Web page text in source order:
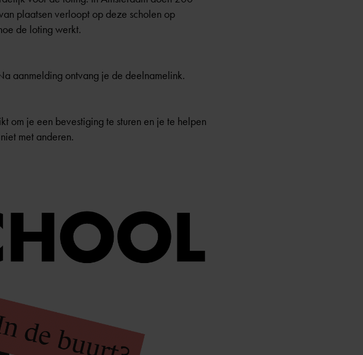
plaatsen verloopt op deze scholen op
de loting werkt.
aanmelding ontvang je de deelnamelink.
om je een bevestiging te sturen en je te helpen
met anderen.